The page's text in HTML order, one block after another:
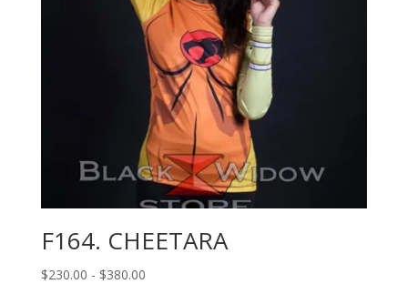
F164. CHEETARA
$230.00 - $380.00Rango